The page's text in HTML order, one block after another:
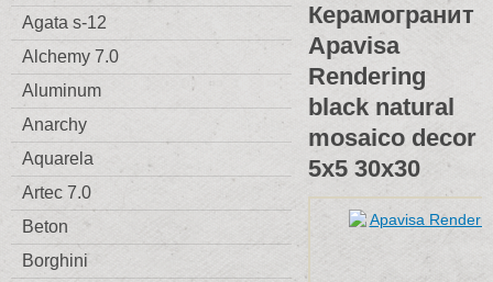
Agata s-12
Alchemy 7.0
Aluminum
Anarchy
Aquarela
Artec 7.0
Beton
Borghini
Керамогранит
Apavisa
Rendering
black natural
mosaico decor
5x5 30x30